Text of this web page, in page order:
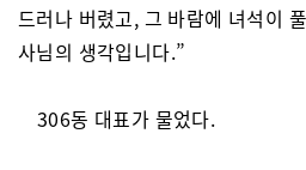
드러나 버렸고, 그 바람에 녀석이
사님의 생각입니다.”
306동 대표가 물었다.